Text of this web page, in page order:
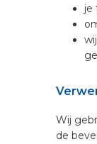
je
Wij
de